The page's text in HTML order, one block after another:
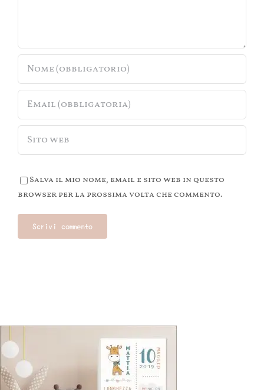
Salva il mio nome, email e sito web in questo
browser per la prossima volta che commento.